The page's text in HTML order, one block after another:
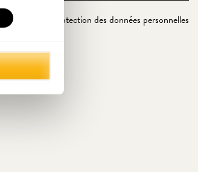
Politique de protection des données personnelles